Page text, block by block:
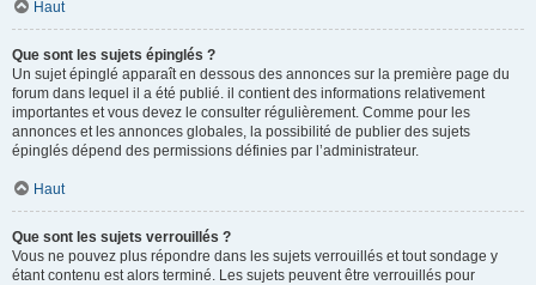
Haut
Que sont les sujets épinglés ?
Un sujet épinglé apparaît en dessous des annonces sur la première page du
forum dans lequel il a été publié. il contient des informations relativement
importantes et vous devez le consulter régulièrement. Comme pour les
annonces et les annonces globales, la possibilité de publier des sujets
épinglés dépend des permissions définies par l’administrateur.
Haut
Que sont les sujets verrouillés ?
Vous ne pouvez plus répondre dans les sujets verrouillés et tout sondage y
étant contenu est alors terminé. Les sujets peuvent être verrouillés pour